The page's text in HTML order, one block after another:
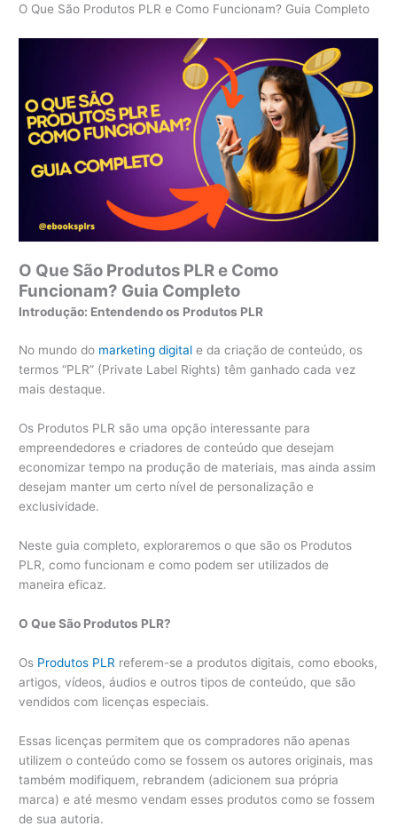
O Que São Produtos PLR e Como Funcionam? Guia Completo
O Que São Produtos PLR e Como
Funcionam? Guia Completo
Introdução: Entendendo os Produtos PLR
No mundo do marketing digital e da criação de conteúdo, os
termos “PLR” (Private Label Rights) têm ganhado cada vez
mais destaque.
Os Produtos PLR são uma opção interessante para
empreendedores e criadores de conteúdo que desejam
economizar tempo na produção de materiais, mas ainda assim
desejam manter um certo nível de personalização e
exclusividade.
Neste guia completo, exploraremos o que são os Produtos
PLR, como funcionam e como podem ser utilizados de
maneira eficaz.
O Que São Produtos PLR?
Os Produtos PLR referem-se a produtos digitais, como ebooks,
artigos, vídeos, áudios e outros tipos de conteúdo, que são
vendidos com licenças especiais.
Essas licenças permitem que os compradores não apenas
utilizem o conteúdo como se fossem os autores originais, mas
também modifiquem, rebrandem (adicionem sua própria
marca) e até mesmo vendam esses produtos como se fossem
de sua autoria.